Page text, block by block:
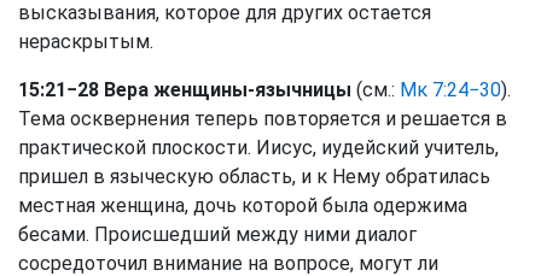
высказывания, которое для других остается
нераскрытым.
15:21−28 Вера женщины-язычницы (см.: Мк 7:24−30).
Тема осквернения теперь повторяется и решается в
практической плоскости. Иисус, иудейский учитель,
пришел в языческую область, и к Нему обратилась
местная женщина, дочь которой была одержима
бесами. Происшедший между ними диалог
сосредоточил внимание на вопросе, могут ли